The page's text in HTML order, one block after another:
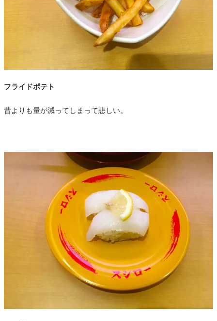
フライドポテト
昔よりも量が減ってしまって悲しい。